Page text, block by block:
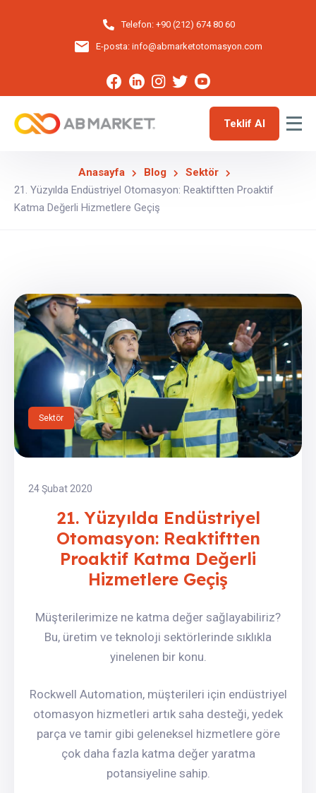
Telefon: +90 (212) 674 80 60
E-posta: info@abmarketotomasyon.com
Teklif Al
Anasayfa Blog
Sektör
21. Yüzyılda Endüstriyel Otomasyon: Reaktiftten Proaktif
Katma Değerli Hizmetlere Geçiş
Sektör
24 Şubat 2020
21. Yüzyılda Endüstriyel
Otomasyon: Reaktiftten
Proaktif Katma Değerli
Hizmetlere Geçiş
Müşterilerimize ne katma değer sağlayabiliriz?
Bu, üretim ve teknoloji sektörlerinde sıklıkla
yinelenen bir konu.
Rockwell Automation, müşterileri için endüstriyel
otomasyon hizmetleri artık saha desteği, yedek
parça ve tamir gibi geleneksel hizmetlere göre
çok daha fazla katma değer yaratma
potansiyeline sahip.